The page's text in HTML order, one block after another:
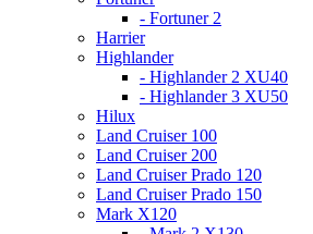
- Fortuner 2
Harrier
Highlander
- Highlander 2 XU40
- Highlander 3 XU50
Hilux
Land Cruiser 100
Land Cruiser 200
Land Cruiser Prado 120
Land Cruiser Prado 150
Mark X120